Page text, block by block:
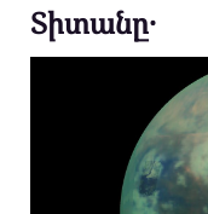
Տիտանը․